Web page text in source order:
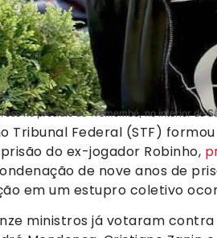
no presídio de Tremembé, no interior de
Tribunal Federal (STF)
do ex-jogador Robinho,
de nove anos de
em um estupro coletivo
ministros já votaram contra